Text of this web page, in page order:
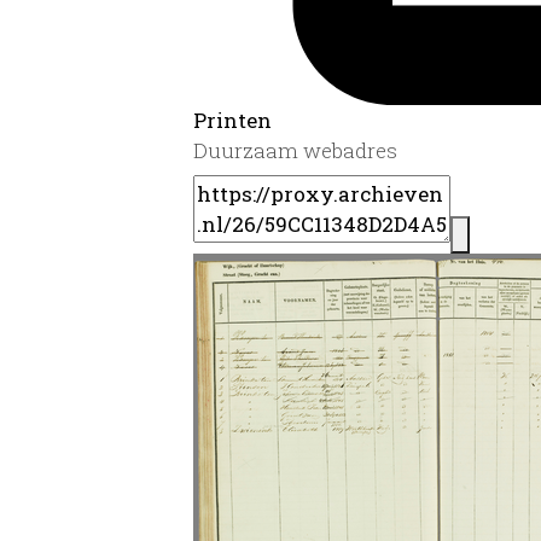
Printen
Duurzaam webadres